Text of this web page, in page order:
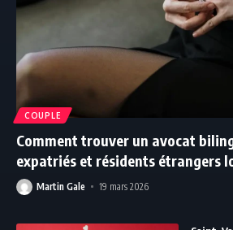
COUPLE
Comment trouver un avocat
expatriés et résidents étrangers
Martin Gale 19 mars 2026